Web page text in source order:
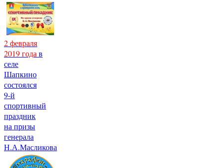
2 февраля
2019 года в
селе
Шапкино
состоялся
9-й
спортивный
праздник
на призы
генерала
Н.А.Масликова